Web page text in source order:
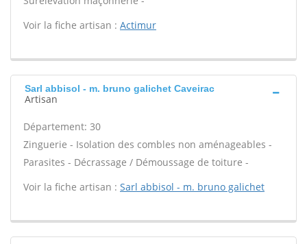
Voir la fiche artisan : Actimur
Sarl abbisol - m. bruno galichet Caveirac
Artisan
Département: 30
Zinguerie - Isolation des combles non aménageables -
Parasites - Décrassage / Démoussage de toiture -
Voir la fiche artisan : Sarl abbisol - m. bruno galichet